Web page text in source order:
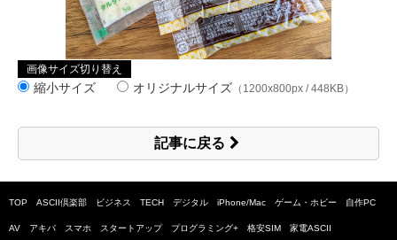
画像サイズ切り替え
縮小サイズ オリジナルサイズ （1200x800px / 448KB）
記事に戻る
TOP ASCII倶楽部 ビジネス TECH デジタル iPhone/Mac ゲーム・ホビー 自作PC
AV アキバ スマホ スタートアップ プログラミング+ 格安SIM 家電ASCII